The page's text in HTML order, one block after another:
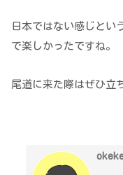
日本ではない感じとい
で楽しかったですね。
尾道に来た際はぜひ立